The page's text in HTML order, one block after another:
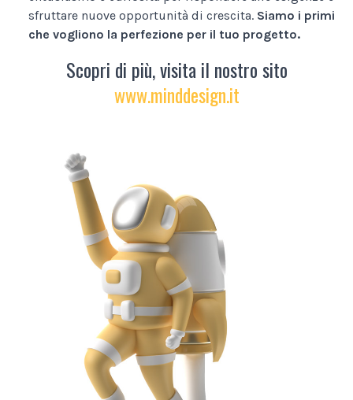
sfruttare nuove opportunità di crescita. Siamo i primi
che vogliono la perfezione per il tuo progetto.
Scopri di più, visita il nostro sito
www.minddesign.it